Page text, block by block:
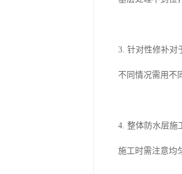
3. 针对性修补对
不同情况需用不
4. 整体防水层施
施工时需注意均